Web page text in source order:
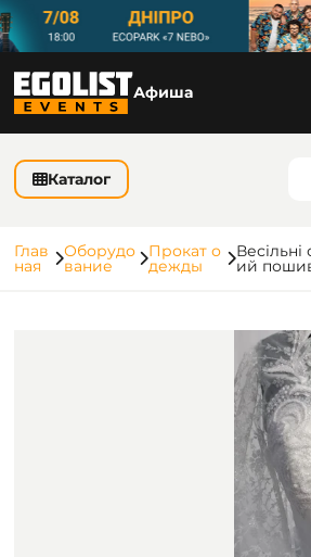
Афиша
Каталог
Глав
ная
Оборудо
вание
Прокат о
дежды ий